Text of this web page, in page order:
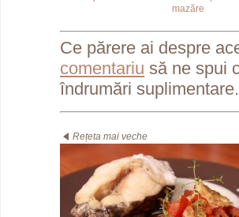
mazăre
Ce părere ai despre
comentariu să ne spui
îndrumări suplimentare.
Rețeta mai veche